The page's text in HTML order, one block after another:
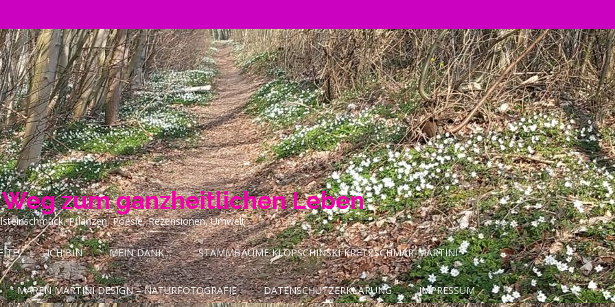
zum ganzheitlichen Leben
Pflanzen, Poesie, Rezensionen, Umwelt
ICH BIN MEIN DANK… STAMMBÄUME KLOPSCHINSKI-KRETZSCHMAR-MARTINI
MAREN MARTINI DESIGN – NATURFOTOGRAFIE DATENSCHUTZERKLÄRUNG IMPRESSUM